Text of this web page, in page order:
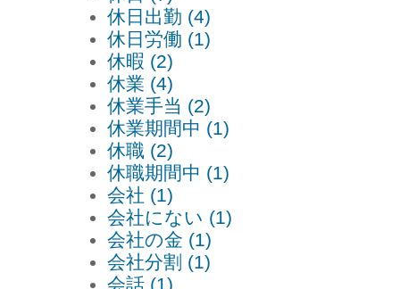
休日出勤 (4)
休日労働 (1)
休暇 (2)
休業 (4)
休業手当 (2)
休業期間中 (1)
休職 (2)
休職期間中 (1)
会社 (1)
会社にない (1)
会社の金 (1)
会社分割 (1)
会話 (1)